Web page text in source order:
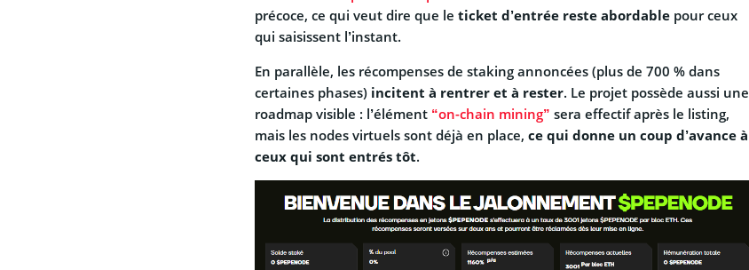
précoce, ce qui veut dire que le ticket d’entrée reste abordable pour ceux
qui saisissent l’instant.
En parallèle, les récompenses de staking annoncées (plus de 700 % dans
certaines phases) incitent à rentrer et à rester. Le projet possède aussi une
roadmap visible : l’élément “on-chain mining” sera effectif après le listing,
mais les nodes virtuels sont déjà en place, ce qui donne un coup d’avance à
ceux qui sont entrés tôt.